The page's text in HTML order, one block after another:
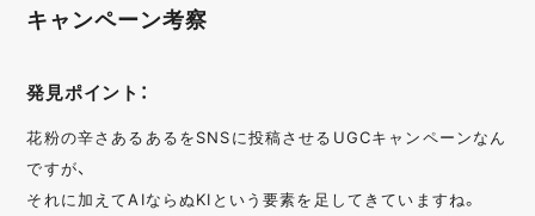
キャンペーン考察
発見ポイント：
花粉の辛さあるあるをSNSに投稿させるUGCキャンペーンなん
ですが、
それに加えてAIならぬKIという要素を足してきていますね。